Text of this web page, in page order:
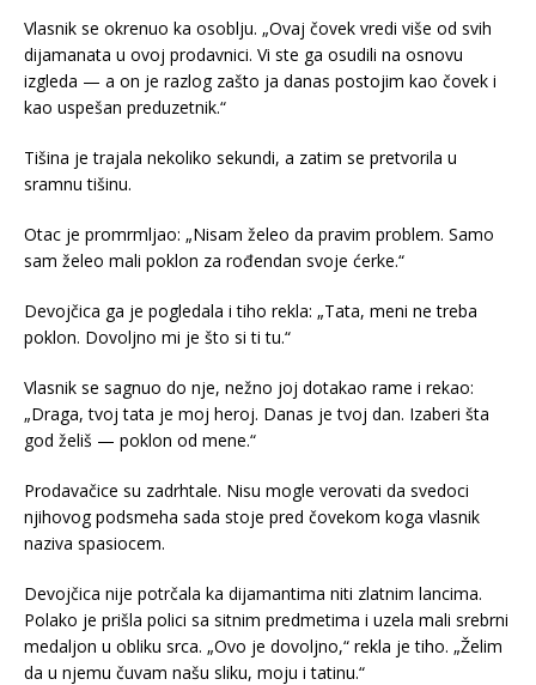
Vlasnik se okrenuo ka osoblju. „Ovaj čovek vredi više od svih
dijamanata u ovoj prodavnici. Vi ste ga osudili na osnovu
izgleda — a on je razlog zašto ja danas postojim kao čovek i
kao uspešan preduzetnik.“
Tišina je trajala nekoliko sekundi, a zatim se pretvorila u
sramnu tišinu.
Otac je promrmljao: „Nisam želeo da pravim problem. Samo
sam želeo mali poklon za rođendan svoje ćerke.“
Devojčica ga je pogledala i tiho rekla: „Tata, meni ne treba
poklon. Dovoljno mi je što si ti tu.“
Vlasnik se sagnuo do nje, nežno joj dotakao rame i rekao:
„Draga, tvoj tata je moj heroj. Danas je tvoj dan. Izaberi šta
god želiš — poklon od mene.“
Prodavačice su zadrhtale. Nisu mogle verovati da svedoci
njihovog podsmeha sada stoje pred čovekom koga vlasnik
naziva spasiocem.
Devojčica nije potrčala ka dijamantima niti zlatnim lancima.
Polako je prišla polici sa sitnim predmetima i uzela mali srebrni
medaljon u obliku srca. „Ovo je dovoljno,“ rekla je tiho. „Želim
da u njemu čuvam našu sliku, moju i tatinu.“